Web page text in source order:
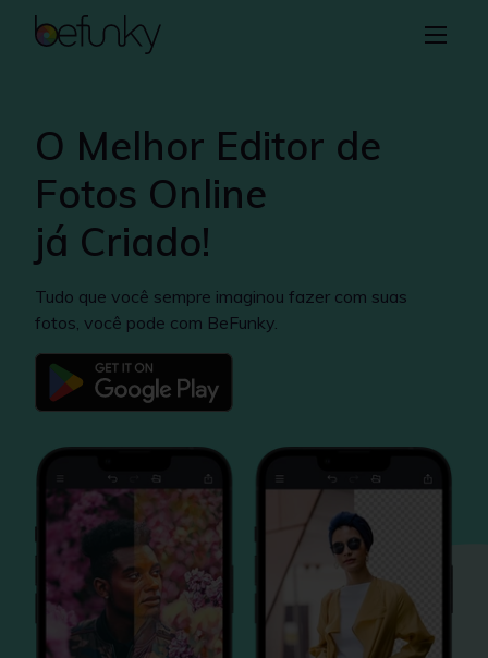
BeFunky
Colagem
Designer Gráfico
Aprender
O Melhor Editor de
Fotos Online
já Criado!
Tudo que você sempre imaginou fazer com suas
fotos, você pode com BeFunky.